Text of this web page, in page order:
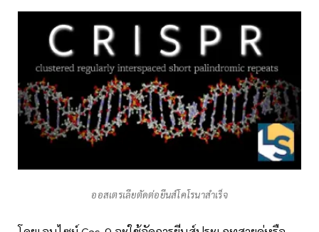
ออสเตรเลียตัดต่อยีนส์โคโรนาสำเร็จ